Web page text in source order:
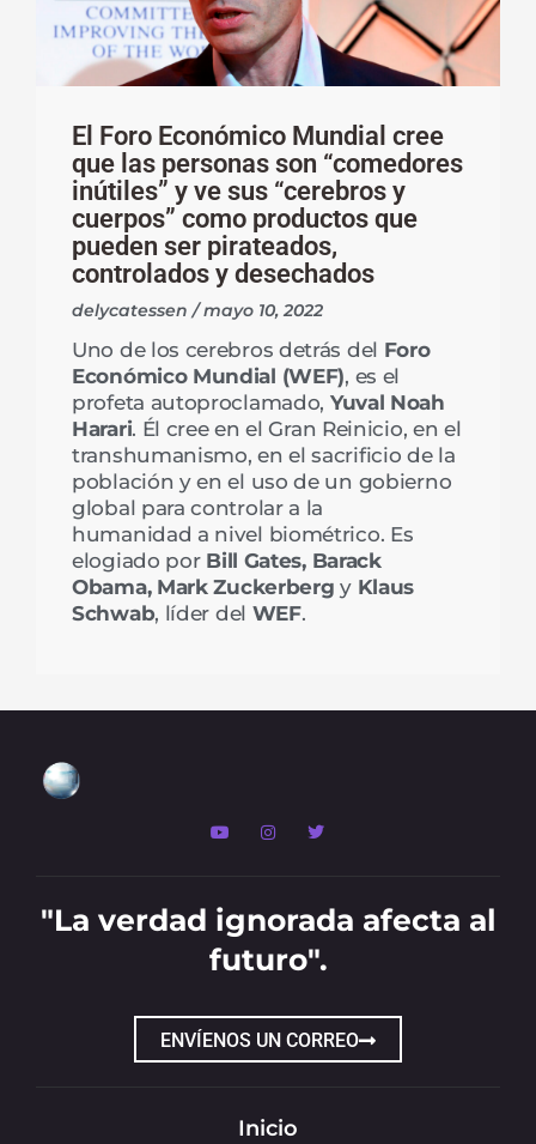
El Foro Económico Mundial cree
que las personas son “comedores
inútiles” y ve sus “cerebros y
cuerpos” como productos que
pueden ser pirateados,
controlados y desechados
delycatessen mayo 10, 2022
Uno de los cerebros detrás del Foro
Económico Mundial (WEF), es el
profeta autoproclamado, Yuval Noah
Harari. Él cree en el Gran Reinicio, en el
transhumanismo, en el sacrificio de la
población y en el uso de un gobierno
global para controlar a la
humanidad a nivel biométrico. Es
elogiado por Bill Gates, Barack
Obama, Mark Zuckerberg y Klaus
Schwab, líder del WEF.
"La verdad ignorada afecta al
futuro".
ENVÍENOS UN CORREO
Inicio